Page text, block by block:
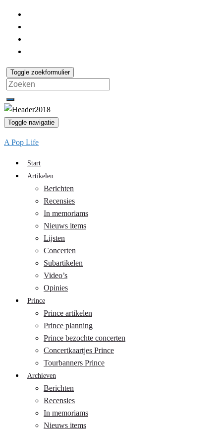
Toggle zoekformulier
Search
for:
Toggle navigatie
A Pop Life
Start
Artikelen
Berichten
Recensies
In memoriams
Nieuws items
Lijsten
Concerten
Subartikelen
Video’s
Opinies
Prince
Prince artikelen
Prince planning
Prince bezochte concerten
Concertkaartjes Prince
Tourbanners Prince
Archieven
Berichten
Recensies
In memoriams
Nieuws items